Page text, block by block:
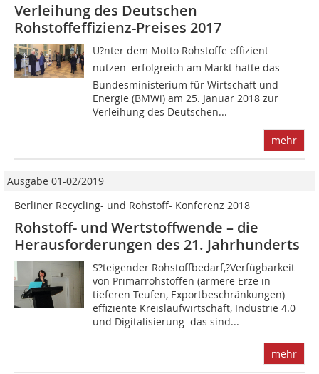
Verleihung des Deutschen
Rohstoffeffizienz-Preises 2017
U?nter dem Motto Rohstoffe effizient
nutzen  erfolgreich am Markt hatte das
Bundesministerium für Wirtschaft und
Energie (BMWi) am 25. Januar 2018 zur
Verleihung des Deutschen...
mehr
Ausgabe 01-02/2019
Berliner Recycling- und Rohstoff- Konferenz 2018
Rohstoff- und Wertstoffwende – die
Herausforderungen des 21. Jahrhunderts
S?teigender Rohstoffbedarf,?Verfügbarkeit
von Primärrohstoffen (ärmere Erze in
tieferen Teufen, Exportbeschränkungen)
effiziente Kreislaufwirtschaft, Industrie 4.0
und Digitalisierung  das sind...
mehr